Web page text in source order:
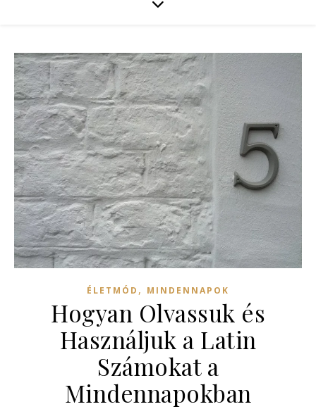
ÉLETMÓD , MINDENNAPOK
Hogyan Olvassuk és
Használjuk a Latin
Számokat a
Mindennapokban